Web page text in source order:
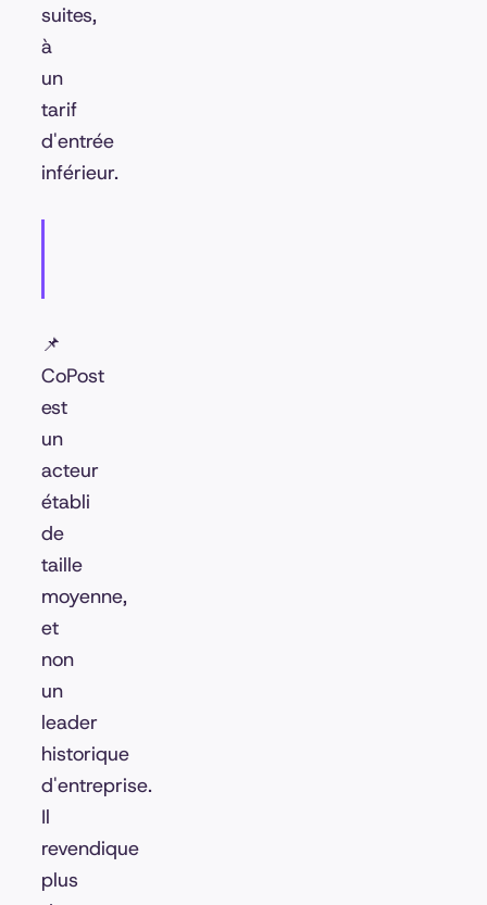
suites,
à
un
tarif
d'entrée
inférieur.
📌
CoPost
est
un
acteur
établi
de
taille
moyenne,
et
non
un
leader
historique
d'entreprise.
Il
revendique
plus